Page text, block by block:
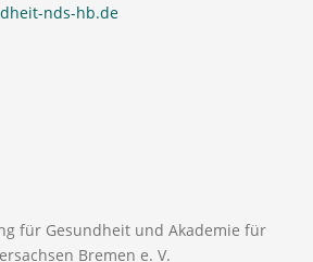
nds-hb.de
für Gesundheit und Akademie für
Bremen e. V.